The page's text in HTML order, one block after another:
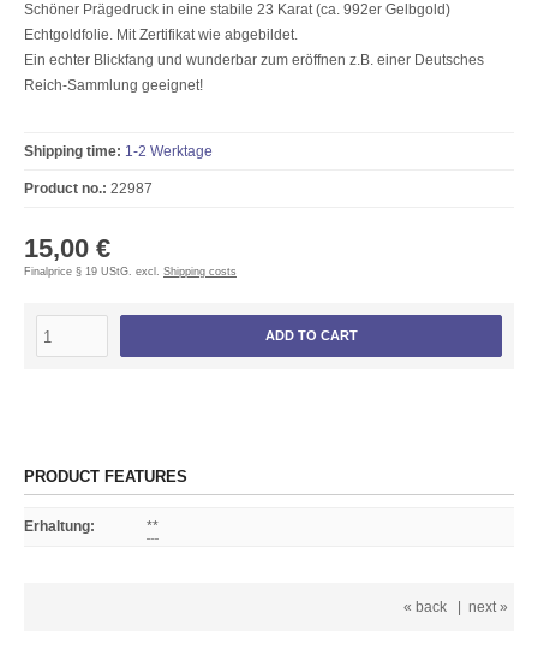
Schöner Prägedruck in eine stabile 23 Karat (ca. 992er Gelbgold)
Echtgoldfolie. Mit Zertifikat wie abgebildet.
Ein echter Blickfang und wunderbar zum eröffnen z.B. einer Deutsches
Reich-Sammlung geeignet!
Shipping time: 1-2 Werktage
Product no.: 22987
15,00 €
Finalprice § 19 UStG. excl. Shipping costs
ADD TO CART
PRODUCT FEATURES
Erhaltung: **
« back next »